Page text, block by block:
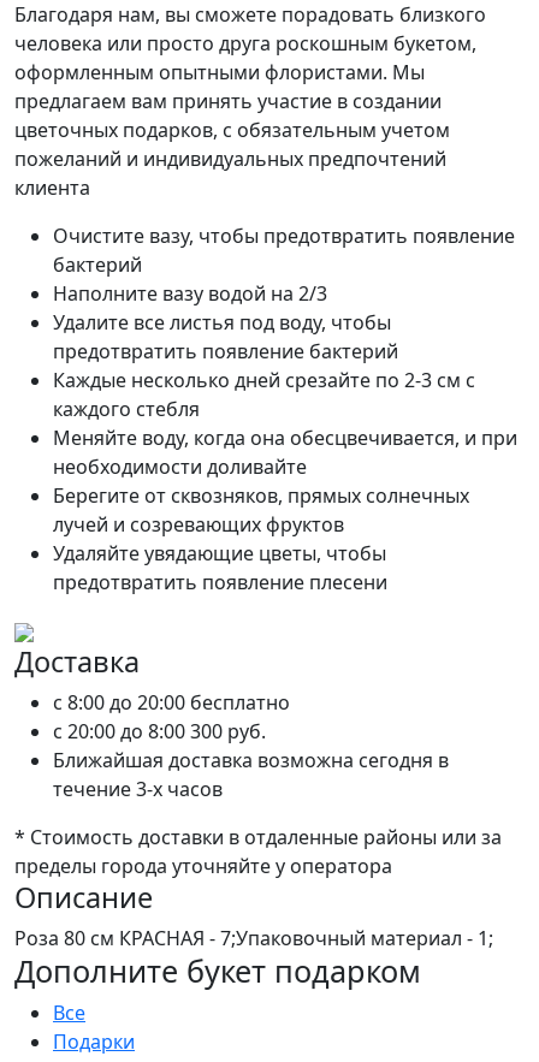
Благодаря нам, вы сможете порадовать близкого
человека или просто друга роскошным букетом,
оформленным опытными флористами. Мы
предлагаем вам принять участие в создании
цветочных подарков, с обязательным учетом
пожеланий и индивидуальных предпочтений
клиента
Очистите вазу, чтобы предотвратить появление
бактерий
Наполните вазу водой на 2/3
Удалите все листья под воду, чтобы
предотвратить появление бактерий
Каждые несколько дней срезайте по 2-3 см с
каждого стебля
Меняйте воду, когда она обесцвечивается, и при
необходимости доливайте
Берегите от сквозняков, прямых солнечных
лучей и созревающих фруктов
Удаляйте увядающие цветы, чтобы
предотвратить появление плесени
Доставка
c 8:00 до 20:00 бесплатно
c 20:00 до 8:00300 руб.
Ближайшая доставка возможна сегодня в
течение 3-х часов
* Стоимость доставки в отдаленные районы или за
пределы города уточняйте у оператора
Описание
Роза 80 см КРАСНАЯ - 7;Упаковочный материал - 1;
Дополните букет подарком
Все
Подарки